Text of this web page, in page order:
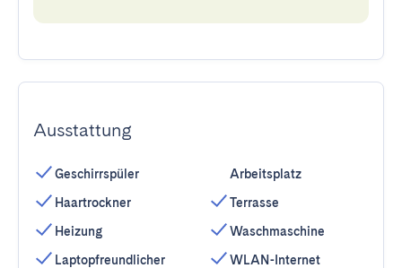
Ausstattung
Geschirrspüler
Haartrockner
Heizung
Laptopfreundlicher
Arbeitsplatz
Terrasse
Waschmaschine
WLAN-Internet